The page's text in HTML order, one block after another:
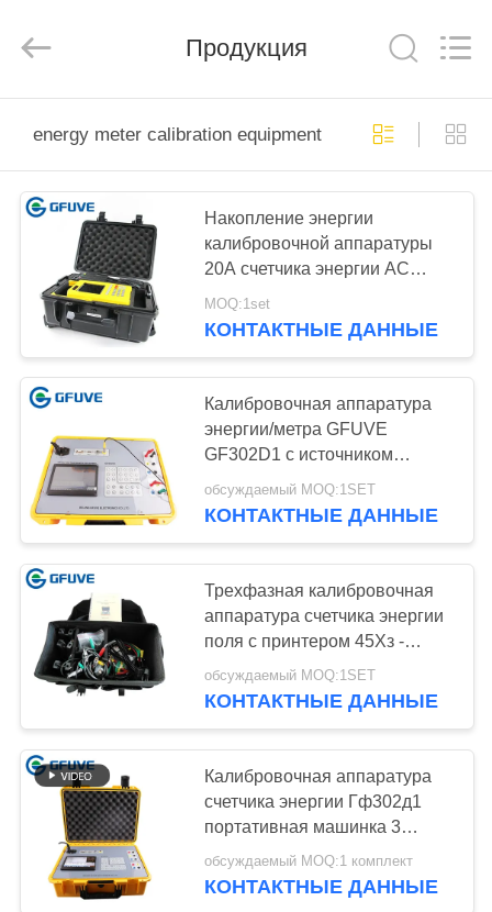
ПРОДУКТЫ
НАС
ПУТЕШЕСТВИЕ
ФАБРИКИ
ПРОВЕРКА
КАЧЕСТВА
СВЯЖИТЕСЬ
НОВОСТИ
СПРОСИТЕ
ЦИТАТУ
КАРТА
САЙТА
Transformer
Manufacturer
Продукция
energy meter calibration equipment
Накопление энергии
калибровочной аппаратуры
20A счетчика энергии AC
точности
MOQ:1set
КОНТАКТНЫЕ ДАННЫЕ
Калибровочная аппаратура
энергии/метра GFUVE
GF302D1 с источником
напряжения тока build-in и
электронной ссылкой
обсуждаемый MOQ:1SET
КОНТАКТНЫЕ ДАННЫЕ
Трехфазная калибровочная
аппаратура счетчика энергии
поля с принтером 45Хз -
частотой 65Хз
обсуждаемый MOQ:1SET
КОНТАКТНЫЕ ДАННЫЕ
Калибровочная аппаратура
счетчика энергии Гф302д1
портативная машинка 3
участков 36 месяцев гарантии
обсуждаемый MOQ:1 комплект
КОНТАКТНЫЕ ДАННЫЕ